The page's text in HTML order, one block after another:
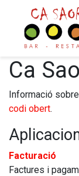
Ca
Informació
codi obert.
Facturació
Factures i